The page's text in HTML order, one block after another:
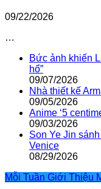
09/22/2026
…
Bức ảnh khiến
hổ”
09/07/2026
Nhà thiết kế
09/05/2026
Anime ‘5
09/03/2026
Son Ye Jin
Venice
08/29/2026
Mỗi Tuần Giới Thiệu